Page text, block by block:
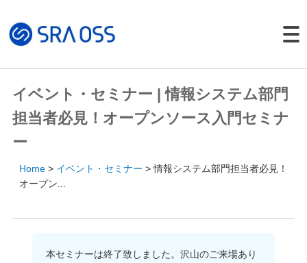
製品・サービス一覧
サポートサービス
導入・構築サービス
イベント・セミナー
イベント・セミナー | 情報システム部門
担当者必見！オープンソース入門セミナ
ー
Home イベント・セミナー
情報システム部門担当者必見！
オープン...
本セミナーは終了致しました。沢山のご来場あり